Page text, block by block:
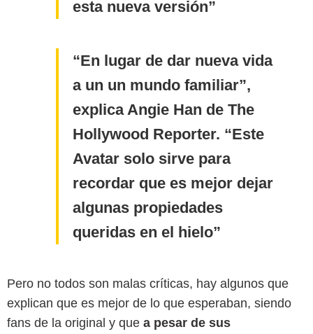
esta nueva versión
En lugar de dar nueva vida
a un un mundo familiar”,
explica Angie Han de The
Hollywood Reporter. “Este
Avatar solo sirve para
recordar que es mejor dejar
algunas propiedades
queridas en el hielo
Pero no todos son malas críticas, hay algunos que
explican que es mejor de lo que esperaban, siendo
fans de la original y que a pesar de sus